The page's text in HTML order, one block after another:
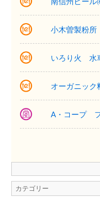
小木曽製粉
いろり火 水
オーガニッ
A・コープ